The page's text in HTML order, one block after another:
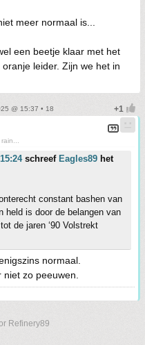
meer normaal is...
een beetje klaar met het
leider. Zijn we het in
@ 15:37 • 18
schreef Eagles89 het
constant bashen van
held is door de belangen van
de jaren ‘90 Volstrekt
normaal.
zo peeuwen.
Refinery89